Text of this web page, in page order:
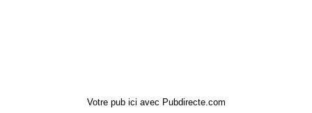
Votre pub ici avec Pubdirecte.com